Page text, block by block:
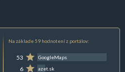
Na základe 59 hodnotení z portálov:
53 GoogleMaps
6 azet.sk